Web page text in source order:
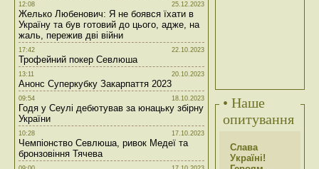
12:08 25.12.2023
Желько Любенович: Я не боявся їхати в
Україну та був готовий до цього, адже, на
жаль, пережив дві війни
17:42 22.10.2023
Трофейний покер Севлюша
13:11 20.10.2023
Анонс Суперкубку Закарпаття 2023
09:54 18.10.2023
Годя у Сеулі дебютував за юнацьку збірну
України
10:28 17.10.2023
Чемпіонство Севлюша, ривок Медеї та
бронзовіння Тячева
• Наше
опитування
Слава
Україні!